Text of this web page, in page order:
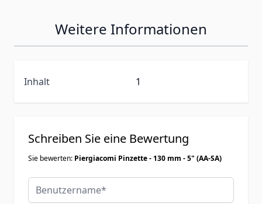
Weitere Informationen
Inhalt 1
Schreiben Sie eine Bewertung
Sie bewerten: Piergiacomi Pinzette - 130 mm - 5" (AA-SA)
Benutzername